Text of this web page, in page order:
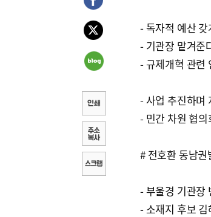
- 독자적 예산
- 기관장 맡겨준
- 규제개혁 관련
- 사업 추진하며
- 민간 차원 협
# 전호환 동남
- 부울경 기관장
- 소재지 후보